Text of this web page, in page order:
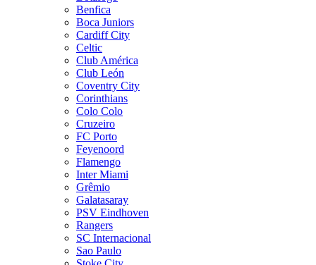
Benfica
Boca Juniors
Cardiff City
Celtic
Club América
Club León
Coventry City
Corinthians
Colo Colo
Cruzeiro
FC Porto
Feyenoord
Flamengo
Inter Miami
Grêmio
Galatasaray
PSV Eindhoven
Rangers
SC Internacional
Sao Paulo